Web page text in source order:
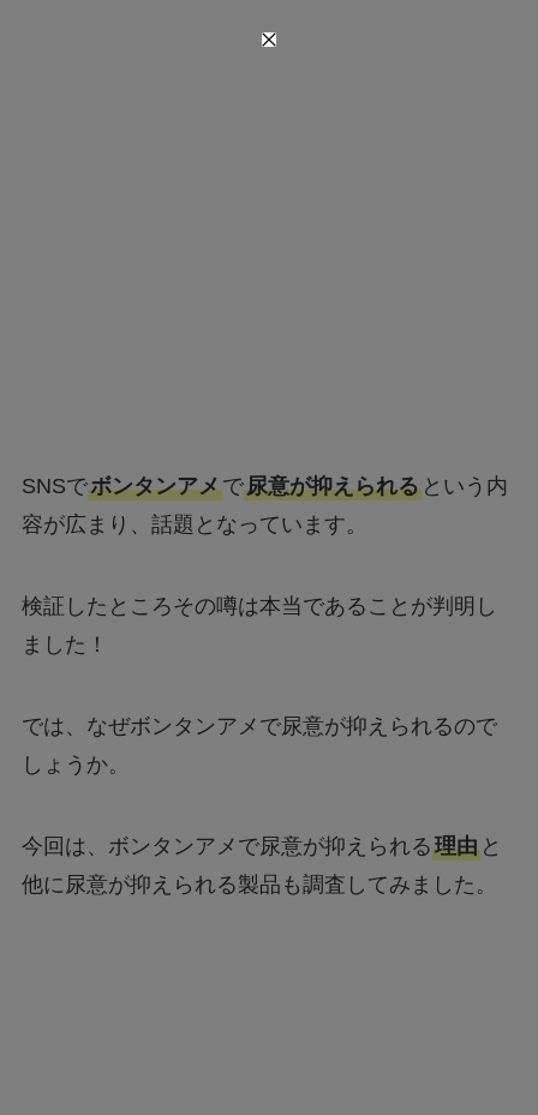
SNSでボンタンアメで尿意が抑えられるという内
容が広まり、話題となっています。
検証したところその噂は本当であることが判明し
ました！
では、なぜボンタンアメで尿意が抑えられるので
しょうか。
今回は、ボンタンアメで尿意が抑えられる理由と
他に尿意が抑えられる製品も調査してみました。